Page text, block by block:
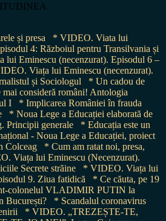
și presa
* VIDEO. Viata lui
4: Războiul pentru Transilvania și
lui Eminescu (necenzurat). Episodul 6 –
Viața lui Eminescu (necenzurat).
și Sociologul
* Un cadou de
mai consideră români! Antologia
I
* Implicarea României în frauda
* Noua Lege a Educației elaborată de
Principii generale
* Educația este un
- Noua Lege a Educației, proiect
Colceag
* Cum am ratat noi, presa,
Viața lui Eminescu (Necenzurat).
Secrete străine
* VIDEO. Viața lui
9. Ziua fatidică
* Ce căuta, pe 19
colonelul VLADIMIR PUTIN la
București?
* Scandalul coronavirus
* VIDEO. „TREZEȘTE-TE,